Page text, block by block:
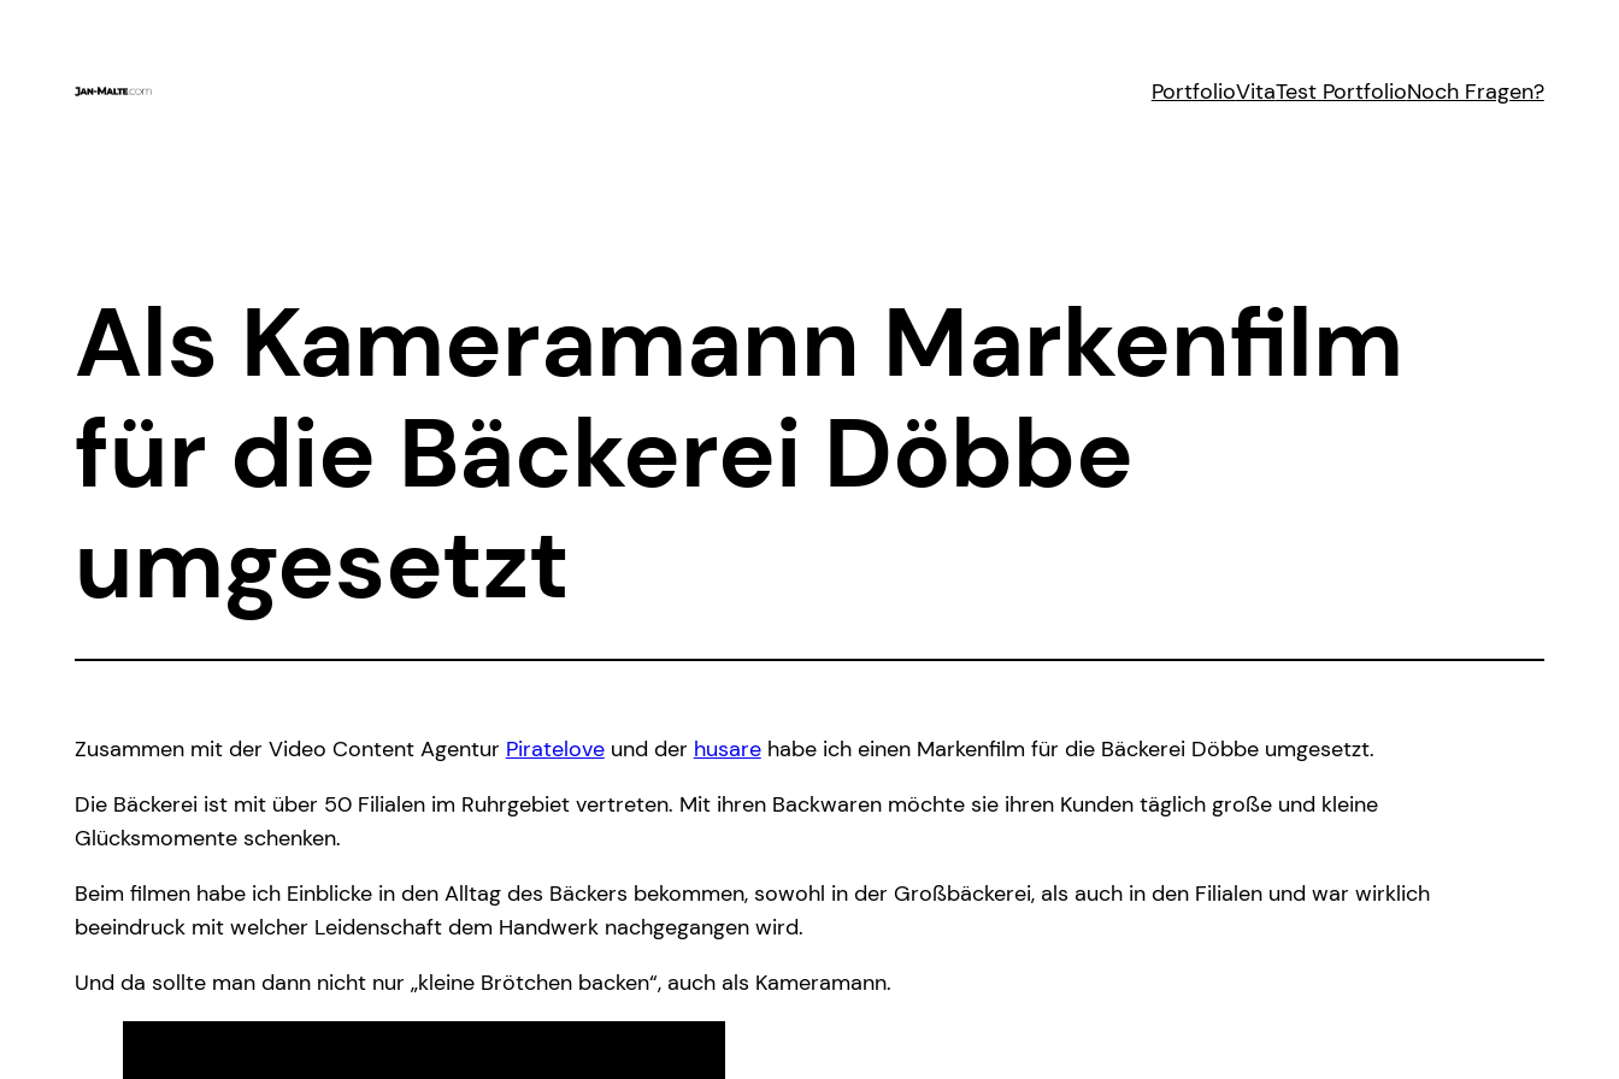
springen
PortfolioVitaTest PortfolioNoch Fragen?
Als Kameramann Markenfilm
für die Bäckerei Döbbe
umgesetzt
Zusammen mit der Video Content Agentur Pirateloveund der husarehabe ich einen Markenfilm für die Bäckerei Döbbe umgesetzt.
Die Bäckerei ist mit über 50 Filialen im Ruhrgebiet vertreten. Mit ihren Backwaren möchte sie ihren Kunden täglich große und kleine
Glücksmomente schenken.
Beim filmen habe ich Einblicke in den Alltag des Bäckers bekommen, sowohl in der Großbäckerei, als auch in den Filialen und war wirklich
beeindruck mit welcher Leidenschaft dem Handwerk nachgegangen wird.
Und da sollte man dann nicht nur „kleine Brötchen backen“, auch als Kameramann.